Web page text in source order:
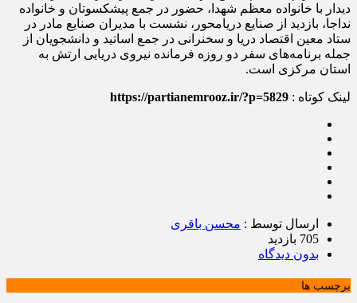
دیدار با خانواده معظم شهدا، حضور در جمع پیشکسوتان و خانواده
نداجا، بازدید از صنایع دریامحور، نشست با مدیران صنایع مادر در
ستاد معین اقتصاد دریا و سخنرانی در جمع اساتید و دانشجویان از
جمله برنامه‌های سفر دو روزه فرمانده نیروی دریایی ارتش به
استان مرکزی است.
لینک کوتاه : https://partianemrooz.ir/?p=5829
ارسال توسط : محسن باقری
705 بازدید
بدون دیدگاه
برچسب ها